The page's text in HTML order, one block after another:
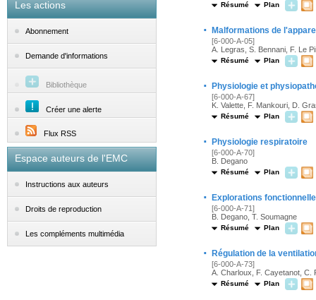
Les actions
Abonnement
Demande d'informations
Bibliothèque
Créer une alerte
Flux RSS
Espace auteurs de l'EMC
Instructions aux auteurs
Droits de reproduction
Les compléments multimédia
Résumé Plan
· Malformations de
[6-000-A-05]
A. Legras, S. Bennani, F. Le
Résumé Plan
· Physiologie et
[6-000-A-67]
K. Valette, F. Mankouri, D.
Résumé Plan
· Physiologie respiratoire
[6-000-A-70]
B. Degano
Résumé Plan
· Explorations
[6-000-A-71]
B. Degano, T. Soumagne
Résumé Plan
· Régulation de la
[6-000-A-73]
A. Charloux, F. Cayetanot, C.
Résumé Plan